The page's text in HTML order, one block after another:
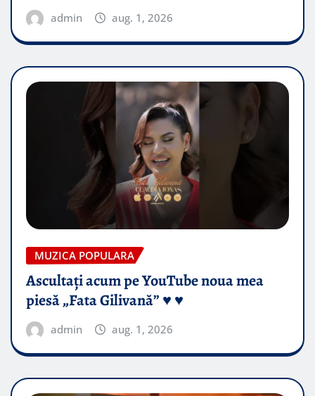
admin aug. 1, 2026
MUZICA POPULARA
Ascultați acum pe YouTube noua mea
piesă „Fata Gilivană” ♥️ ♥️
admin aug. 1, 2026